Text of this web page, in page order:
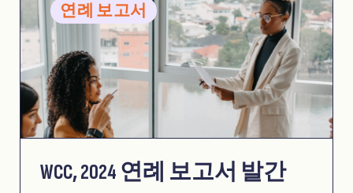
연례 보고서
WCC, 2024 연례 보고서 발간